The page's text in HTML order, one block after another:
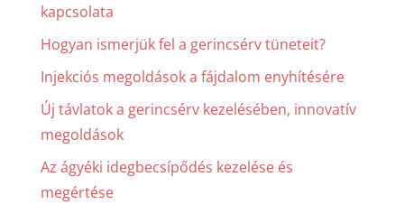
kapcsolata
Hogyan ismerjük fel a gerincsérv tüneteit?
Injekciós megoldások a fájdalom enyhítésére
Új távlatok a gerincsérv kezelésében, innovatív
megoldások
Az ágyéki idegbecsípődés kezelése és
megértése